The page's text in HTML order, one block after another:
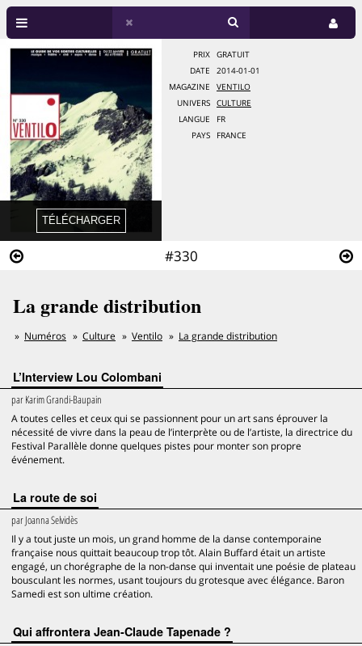
#330
PRIX
GRATUIT
DATE
2014-01-01
MAGAZINE
VENTILO
UNIVERS
CULTURE
LANGUE
FR
PAYS
FRANCE
La grande distribution
Numéros Culture Ventilo La grande distribution
L’Interview Lou Colombani
parKarim Grandi-Baupain
A toutes celles et ceux qui se passionnent pour un art sans éprouver la
nécessité de vivre dans la peau de l’interprète ou de l’artiste, la directrice du
Festival Parallèle donne quelques pistes pour monter son propre
événement.
La route de soi
parJoanna Selvidès
Il y a tout juste un mois, un grand homme de la danse contemporaine
française nous quittait beaucoup trop tôt. Alain Buffard était un artiste
engagé, un chorégraphe de la non-danse qui inventait une poésie de plateau
bousculant les normes, usant toujours du grotesque avec élégance. Baron
Samedi est son ultime création.
Qui affrontera Jean-Claude Tapenade ?